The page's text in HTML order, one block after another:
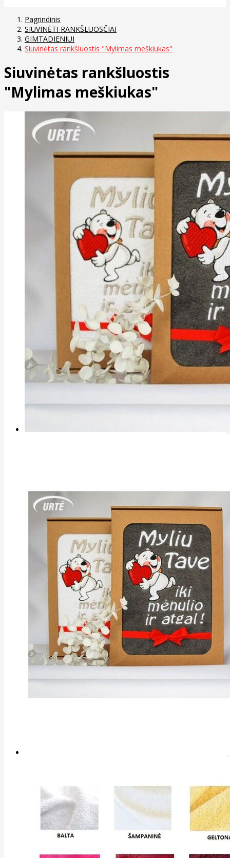
Pagrindinis
SIUVINĖTI RANKŠLUOSČIAI
GIMTADIENIUI
Siuvinėtas rankšluostis "Mylimas meškiukas"
Siuvinėtas rankšluostis
"Mylimas meškiukas"